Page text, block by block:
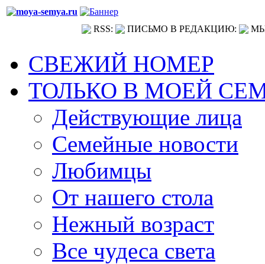
RSS: ПИСЬМО В РЕДАКЦИЮ:
СВЕЖИЙ НОМЕР
ТОЛЬКО В МОЕЙ
Действующие лица
Семейные новости
Любимцы
От нашего стола
Нежный возраст
Все чудеса света